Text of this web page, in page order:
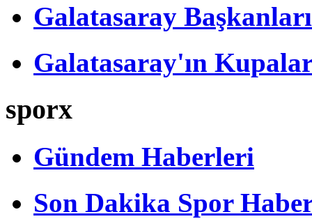
Galatasaray Başkanları
Galatasaray'ın
sporx
Gündem Haberleri
Son Dakika Spor